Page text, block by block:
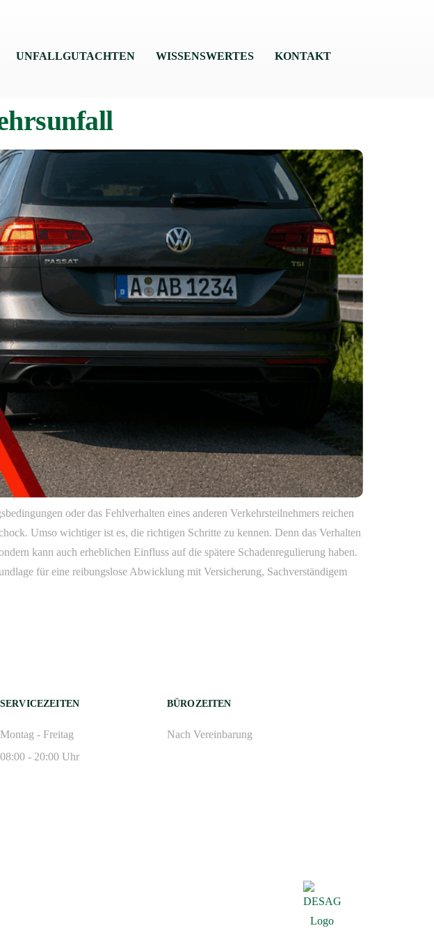
UNFALLGUTACHTEN WISSENSWERTES KONTAKT
oder das Fehlverhalten eines anderen Verkehrsteilnehmers reichen
Umso wichtiger ist es, die richtigen Schritte zu kennen. Denn das Verhalten
kann auch erheblichen Einfluss auf die spätere Schadenregulierung haben.
für eine reibungslose Abwicklung mit Versicherung, Sachverständigem
SERVICEZEITEN
Montag - Freitag
08:00 - 20:00 Uhr
BÜROZEITEN
Nach Vereinbarung